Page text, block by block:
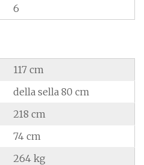
6
117 cm
della sella 80 cm
218 cm
74 cm
264 kg